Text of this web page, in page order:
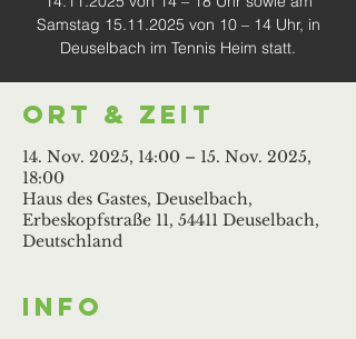
Samstag 15.11.2025 von 10 – 14 Uhr, in
Deuselbach im Tennis Heim statt.
Ort & Zeit
14. Nov. 2025, 14:00 – 15. Nov. 2025,
18:00
Haus des Gastes, Deuselbach,
Erbeskopfstraße 11, 54411 Deuselbach,
Deutschland
Info